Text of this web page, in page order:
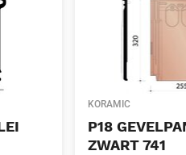
KORAMIC
P18
ZWART 741